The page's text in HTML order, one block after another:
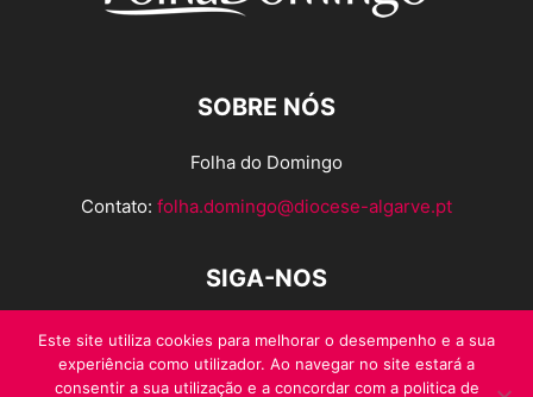
SOBRE NÓS
Folha do Domingo
Contato: folha.domingo@diocese-algarve.pt
SIGA-NOS
Este site utiliza cookies para melhorar o desempenho e a sua
experiência como utilizador. Ao navegar no site estará a
consentir a sua utilização e a concordar com a politica de